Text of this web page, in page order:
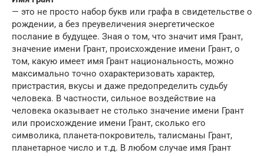
— это не просто набор букв или графа в свидетельстве о
рождении, а без преувеличения энергетическое
послание в будущее. Зная о том, что значит имя Грант,
значение имени Грант, происхождение имени Грант, о
том, какую имеет имя Грант национальность, можно
максимально точно охарактеризовать характер,
пристрастия, вкусы и даже предопределить судьбу
человека. В частности, сильное воздействие на
человека оказывает не столько значение имени Грант
или происхождение имени Грант, сколько его
символика, планета-покровитель, талисманы Грант,
планетарное число и т.д. В любом случае имя Грант